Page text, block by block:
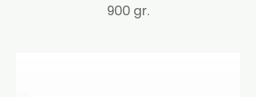
900 gr.